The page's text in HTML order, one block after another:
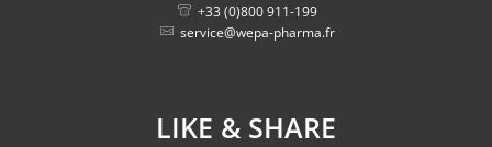
+33 (0)800 911-199
service@wepa-pharma.fr
LIKE & SHARE